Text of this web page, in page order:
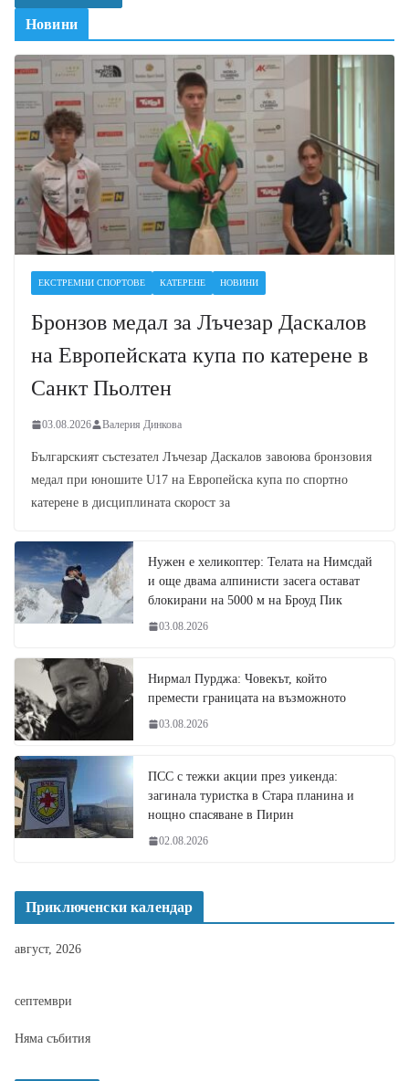
Новини
ЕКСТРЕМНИ СПОРТОВЕ КАТЕРЕНЕ НОВИНИ
Бронзов медал за Лъчезар Даскалов
на Европейската купа по катерене в
Санкт Пьолтен
03.08.2026 Валерия Динкова
Българският състезател Лъчезар Даскалов завоюва бронзовия
медал при юношите U17 на Европейска купа по спортно
катерене в дисциплината скорост за
Нужен е хеликоптер: Телата на Нимсдай
и още двама алпинисти засега остават
блокирани на 5000 м на Броуд Пик
03.08.2026
Нирмал Пурджа: Човекът, който
премести границата на възможното
03.08.2026
ПСС с тежки акции през уикенда:
загинала туристка в Стара планина и
нощно спасяване в Пирин
02.08.2026
Приключенски календар
август, 2026
септември
Няма събития